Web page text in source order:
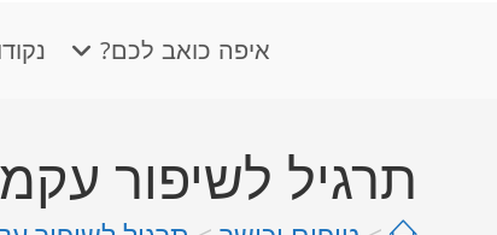
איפה כואב לכם?
תרגיל לשיפור